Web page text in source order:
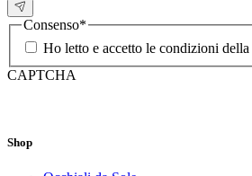
Consenso*
Ho letto e accetto le condizioni della
CAPTCHA
Shop